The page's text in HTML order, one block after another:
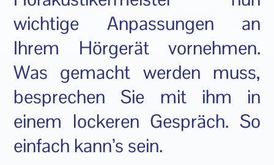
wichtige Anpassungen an
Ihrem Hörgerät vornehmen.
Was gemacht werden muss,
besprechen Sie mit ihm in
einem lockeren Gespräch. So
einfach kann’s sein.